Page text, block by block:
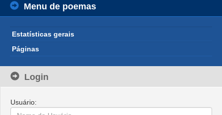
Menu de poemas
Estatísticas gerais
Páginas
Login
Usuário: